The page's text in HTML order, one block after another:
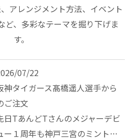
アレンジメント方法、イベント
ど、多彩なテーマを掘り下げま
す。
07/22
神タイガース髙橋遥人選手から
ご注文
日TあんどTさんのメジャーデビ
ー１周年も神戸三宮のミント…